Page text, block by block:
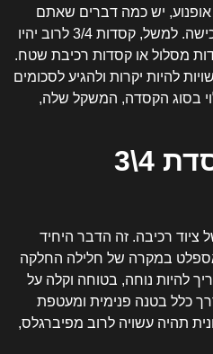
יש כמה דברים שאתם
צריכים לקחת בחשבון לפני הרכישה. למשל, קסדות 3/4 לרוב יהיו
מסלול או קסדות רכיבת שטח.
חלק מקסדות ה-4\3 עשויות להיות יקרות ולהגיע לסכומים
תלוי בסוג הקסדה, המשקל שלה,
ממה עשויה קסדת 4\3
רכיבה. זה הדבר היחיד
במקרה של חלילה החלקה
להיות נוחה, בטוחה וקלה על
כלל בטנה פנימית ומעטפת
תהיה עשויה לרוב מפיברגלס,